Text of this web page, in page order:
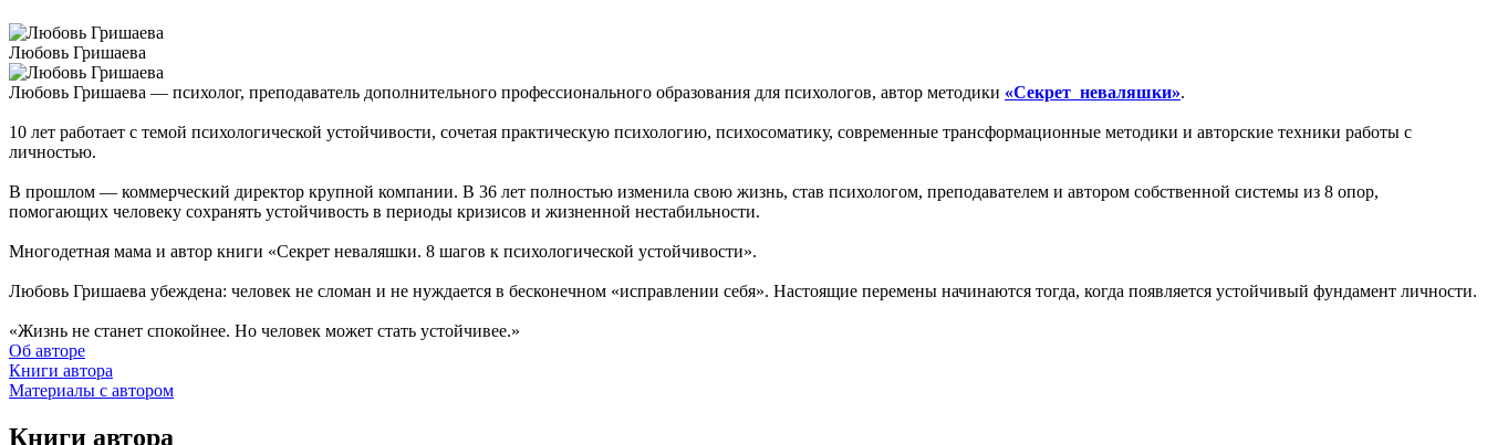
Любовь Гришаева
Любовь Гришаева — психолог, преподаватель дополнительного профессионального образования для психологов, автор методики «Секрет неваляшки».
10 лет работает с темой психологической устойчивости, сочетая практическую психологию, психосоматику, современные трансформационные методики и авторские техники работы с
личностью.
В прошлом — коммерческий директор крупной компании. В 36 лет полностью изменила свою жизнь, став психологом, преподавателем и автором собственной системы из 8 опор,
помогающих человеку сохранять устойчивость в периоды кризисов и жизненной нестабильности.
Многодетная мама и автор книги «Секрет неваляшки. 8 шагов к психологической устойчивости».
Любовь Гришаева убеждена: человек не сломан и не нуждается в бесконечном «исправлении себя». Настоящие перемены начинаются тогда, когда появляется устойчивый фундамент личности.
«Жизнь не станет спокойнее. Но человек может стать устойчивее.»
Об авторе
Книги автора
Материалы с автором
Книги автора